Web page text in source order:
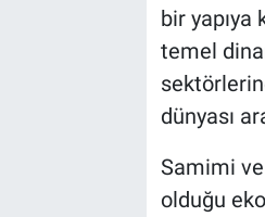
bir yapıya
temel
dünyası
Samimi
olduğu